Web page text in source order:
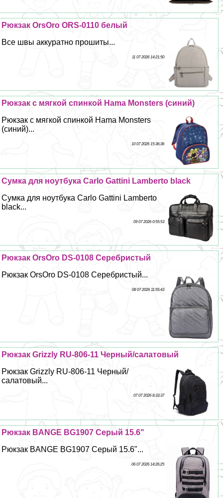
Рюкзак OrsOro ORS-0110 белый
Все швы аккуратно прошиты...
11 07 2026 14:21:50
Рюкзак с мягкой спинкой Hama Monsters (синий)
Рюкзак с мягкой спинкой Hama Monsters
(синий)...
10 07 2026 15:36:36
Сумка для ноутбука Carlo Gattini Lamberto black
Сумка для ноутбука Carlo Gattini Lamberto
black...
09 07 2026 0:55:53
Рюкзак OrsOro DS-0108 Серебристый
Рюкзак OrsOro DS-0108 Серебристый...
08 07 2026 11:55:43
Рюкзак Grizzly RU-806-11 Черный/салатовый
Рюкзак Grizzly RU-806-11 Черный/
салатовый...
07 07 2026 8:33:37
Рюкзак BANGE BG1907 Серый 15.6"
Рюкзак BANGE BG1907 Серый 15.6"...
06 07 2026 14:26:25